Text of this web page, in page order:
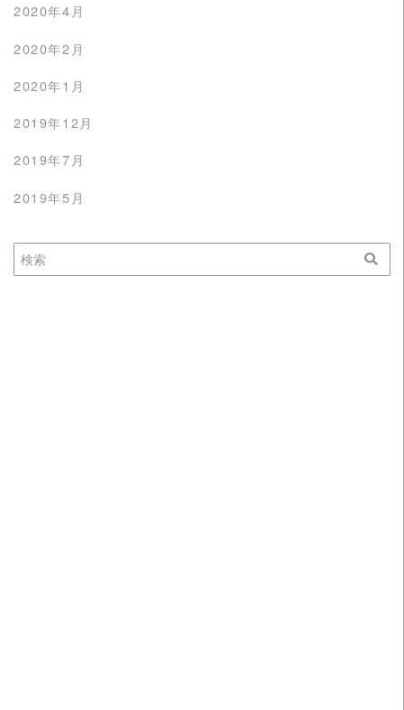
2020年4月
2020年2月
2020年1月
2019年12月
2019年7月
2019年5月